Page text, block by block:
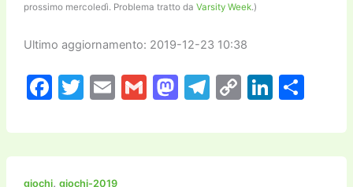
prossimo mercoledì. Problema tratto da Varsity Week.)
Ultimo aggiornamento: 2019-12-23 10:38
F
c
e
T
itt
er
E
ai
l
G
ai
l
M
st
o
T
e
gr
C
p
y
Li
k
e
C
n
di
giochi, giochi-2019